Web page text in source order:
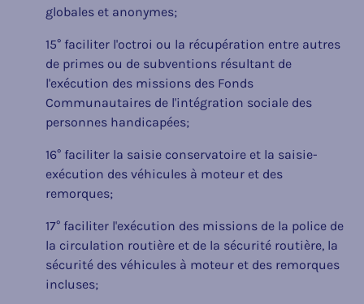
globales et anonymes;
15° faciliter l'octroi ou la récupération entre autres
de primes ou de subventions résultant de
l'exécution des missions des Fonds
Communautaires de l'intégration sociale des
personnes handicapées;
16° faciliter la saisie conservatoire et la saisie-
exécution des véhicules à moteur et des
remorques;
17° faciliter l'exécution des missions de la police de
la circulation routière et de la sécurité routière, la
sécurité des véhicules à moteur et des remorques
incluses;